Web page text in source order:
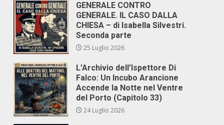
GENERALE CONTRO
GENERALE. IL CASO DALLA
CHIESA – di Isabella Silvestri.
Seconda parte
25 Luglio 2026
L’Archivio dell’Ispettore Di
Falco: Un Incubo Arancione
Accende la Notte nel Ventre
del Porto (Capitolo 33)
24 Luglio 2026